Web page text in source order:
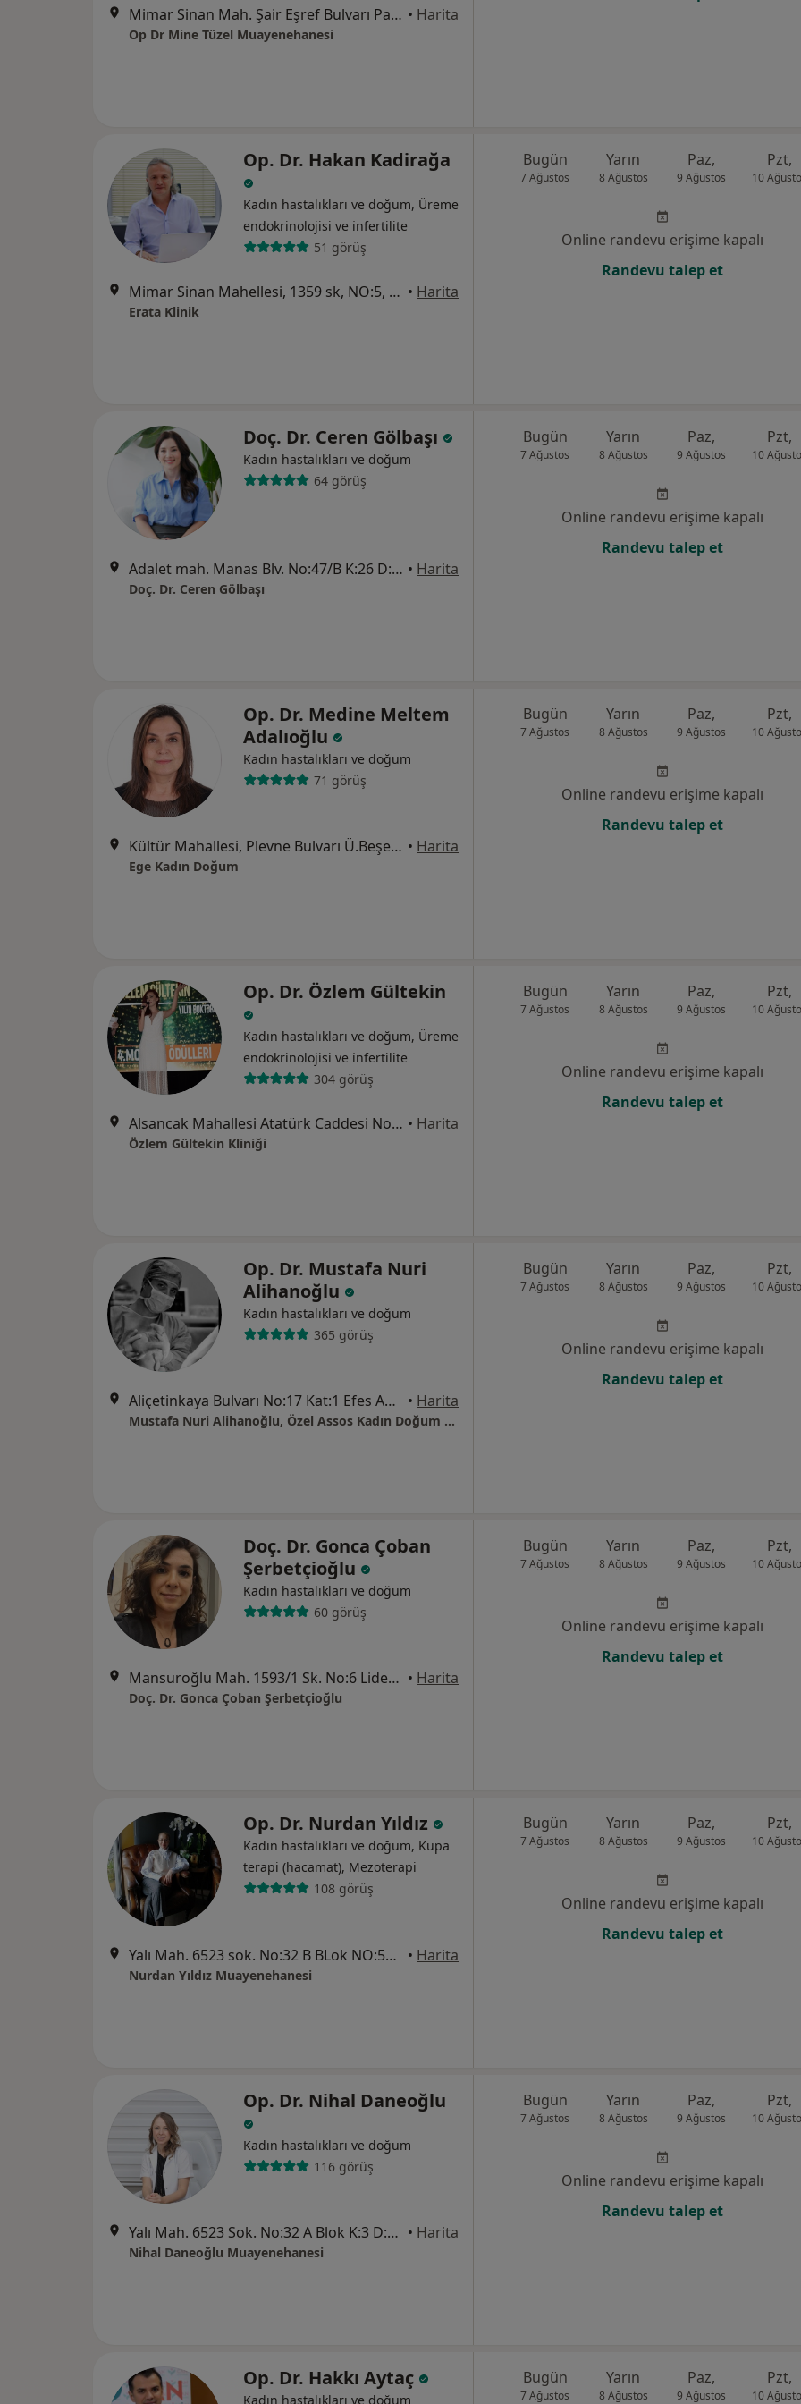
Mimar Sinan Mah. Şair Eşref Bulvarı Park Apt. No:58 K:2 D:3, İzmir • Harita
Op Dr Mine Tüzel Muayenehanesi
Op. Dr. Hakan Kadirağa
Kadın hastalıkları ve doğum, Üreme
endokrinolojisi ve i̇nfertilite
51 görüş
Mimar Sinan Mahellesi, 1359 sk, NO:5, D 8/9, İzmir • Harita
Erata Klinik
Bugün
7 Ağustos
Yarın
8 Ağustos
Paz,
9 Ağustos
Pzt,
10
Online randevu erişime kapalı
Randevu talep et
Doç. Dr. Ceren Gölbaşı
Kadın hastalıkları ve doğum
64 görüş
Adalet mah. Manas Blv. No:47/B K:26 D:2608 Folkart Towers A, İzmir • Harita
Doç. Dr. Ceren Gölbaşı
Bugün
7 Ağustos
Yarın
8 Ağustos
Paz,
9 Ağustos
Pzt,
10
Online randevu erişime kapalı
Randevu talep et
Op. Dr. Medine Meltem
Adalıoğlu
Kadın hastalıkları ve doğum
71 görüş
Kültür Mahallesi, Plevne Bulvarı Ü.Beşerler Apt.No:1 Kat:2 Daire:3, İzmir • Harita
Ege Kadın Doğum
Bugün
7 Ağustos
Yarın
8 Ağustos
Paz,
9 Ağustos
Pzt,
10
Online randevu erişime kapalı
Randevu talep et
Op. Dr. Özlem Gültekin
Kadın hastalıkları ve doğum, Üreme
endokrinolojisi ve i̇nfertilite
304 görüş
Alsancak Mahallesi Atatürk Caddesi No : 384 Berrin Reşat Aksoy Plaza Kat 7 Daire 13 Alsancak, İzmir • Harita
Özlem Gültekin Kliniği
Bugün
7 Ağustos
Yarın
8 Ağustos
Paz,
9 Ağustos
Pzt,
10
Online randevu erişime kapalı
Randevu talep et
Op. Dr. Mustafa Nuri
Alihanoğlu
Kadın hastalıkları ve doğum
365 görüş
Aliçetinkaya Bulvarı No:17 Kat:1 Efes Apt. Sevinç Pastanesi yanı Starbucks Karşısında Alsancak, İzmir • Harita
Mustafa Nuri Alihanoğlu, Özel Assos Kadın Doğum Kurucusu
Bugün
7 Ağustos
Yarın
8 Ağustos
Paz,
9 Ağustos
Pzt,
10
Online randevu erişime kapalı
Randevu talep et
Doç. Dr. Gonca Çoban
Şerbetçioğlu
Kadın hastalıkları ve doğum
60 görüş
Mansuroğlu Mah. 1593/1 Sk. No:6 Lider Centro C Blok Kat:5 D:48, İzmir • Harita
Doç. Dr. Gonca Çoban Şerbetçioğlu
Bugün
7 Ağustos
Yarın
8 Ağustos
Paz,
9 Ağustos
Pzt,
10
Online randevu erişime kapalı
Randevu talep et
Op. Dr. Nurdan Yıldız
Kadın hastalıkları ve doğum, Kupa
terapi (hacamat), Mezoterapi
108 görüş
Yalı Mah. 6523 sok. No:32 B BLok NO:517 Mavişehir, İzmir • Harita
Nurdan Yıldız Muayenehanesi
Bugün
7 Ağustos
Yarın
8 Ağustos
Paz,
9 Ağustos
Pzt,
10
Online randevu erişime kapalı
Randevu talep et
Op. Dr. Nihal Daneoğlu
Kadın hastalıkları ve doğum
116 görüş
Yalı Mah. 6523 Sok. No:32 A Blok K:3 D:310 Park Yaşam Mavişehir Ofisleri, Karşıyaka • Harita
Nihal Daneoğlu Muayenehanesi
Bugün
7 Ağustos
Yarın
8 Ağustos
Paz,
9 Ağustos
Pzt,
10
Online randevu erişime kapalı
Randevu talep et
Op. Dr. Hakkı Aytaç
Kadın hastalıkları ve doğum
Bugün
7 Ağustos
Yarın
8 Ağustos
Paz,
9 Ağustos
Pzt,
10